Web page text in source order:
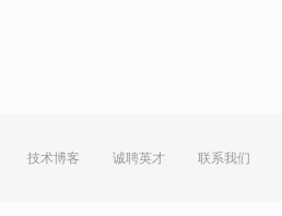
技术博客 诚聘英才 联系我们